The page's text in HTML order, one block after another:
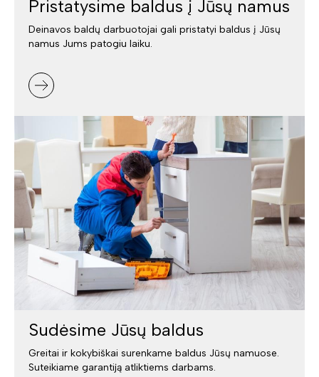
Pristatysime baldus į Jūsų namus
Deinavos baldų darbuotojai gali pristatyi baldus į Jūsų
namus Jums patogiu laiku.
Sudėsime Jūsų baldus
Greitai ir kokybiškai surenkame baldus Jūsų namuose.
Suteikiame garantiją atliktiems darbams.